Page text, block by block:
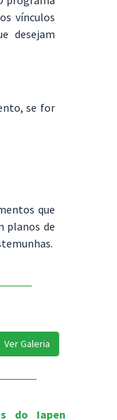
vínculos
desejam
se for
que
planos de
Ver Galeria
do Iapen